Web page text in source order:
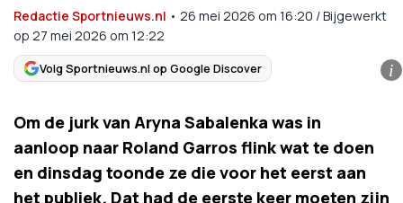
Redactie Sportnieuws.nl • 26 mei 2026 om 16:20 /Bijgewerkt
op 27 mei 2026 om 12:22
Volg Sportnieuws.nl op Google Discover i
Om de jurk van Aryna Sabalenka was in
aanloop naar Roland Garros flink wat te doen
en dinsdag toonde ze die voor het eerst aan
het publiek. Dat had de eerste keer moeten zijn